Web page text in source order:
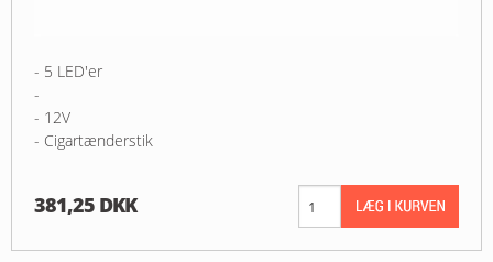
- 5 LED'er
-
- 12V
- Cigartænderstik
381,25 DKK